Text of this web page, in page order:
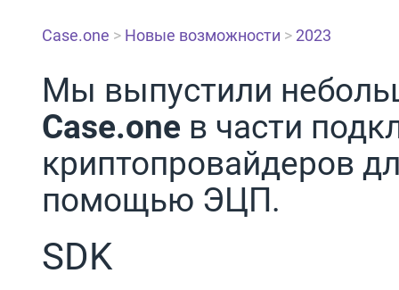
Case.one > Новые возможности >2023
Мы выпустили
Case.one в части
криптопровайдеров
помощью ЭЦП.
SDK